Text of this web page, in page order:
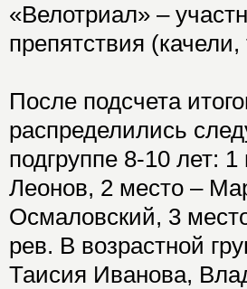
«Велотриал» –
препятствия
После подсчета
распределились
подгруппе 8-10 лет:
Леонов, 2 место –
Осмаловский, 3
рев. В возрастной
Таисия Иванова,